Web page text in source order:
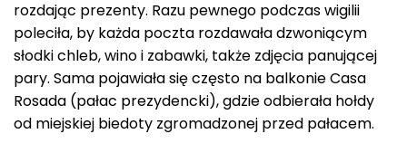
rozdając prezenty. Razu pewnego podczas wigilii
poleciła, by każda poczta rozdawała dzwoniącym
słodki chleb, wino i zabawki, także zdjęcia panującej
pary. Sama pojawiała się często na balkonie Casa
Rosada (pałac prezydencki), gdzie odbierała hołdy
od miejskiej biedoty zgromadzonej przed pałacem.